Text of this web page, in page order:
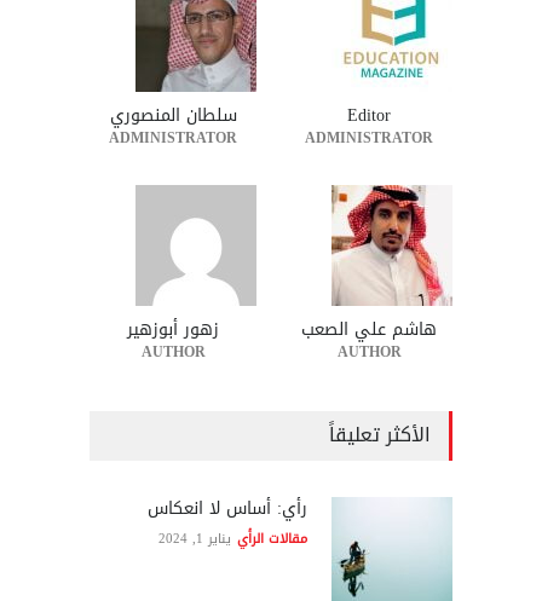
Editor
ADMINISTRATOR
سلطان المنصوري
ADMINISTRATOR
هاشم علي الصعب
AUTHOR
زهور أبوزهير
AUTHOR
الأكثر تعليقاً
رأي: أساس لا انعكاس
مقالات الرأي يناير 1, 2024